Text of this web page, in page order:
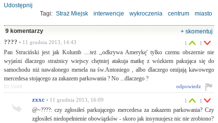
Udostępnij
Tagi: Straż Miejsk interwencje wykroczenia centrum
miasto
pouczenia
mandaty
9 komentarzy
+ skomentuj
???? • 11 grudnia 2013, 14:43
Pan Struciński jest jak Kolumb ....też ,,odkrywa Amerykę' tylko czemu obszernie nie
wyjaśni dlaczego strażnicy wiejscy chętniej atakuja matkę z wózkiem pakująca się do
samochodu niż nawalonego menela na św.Antoniego , albo dlaczego omijają kawowego
mercedesa stojącego za zakazem parkowania ? No ...dlaczego ?
1 1
odpowiedz
ID:55088
zxxc • 11 grudnia 2013, 16:09
@~????: czy zgłosiłeś parkującego mercedesa za zakazem parkowania? Czy
zgłosiłeś niedopełnienie obowiązków - skoro jak insynuujesz nic nie zrobiono?
1 1